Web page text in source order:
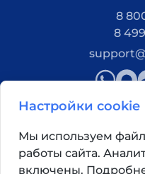
8
8
Как
Настройки cookie
Мы используем
работы сайта.
включены.